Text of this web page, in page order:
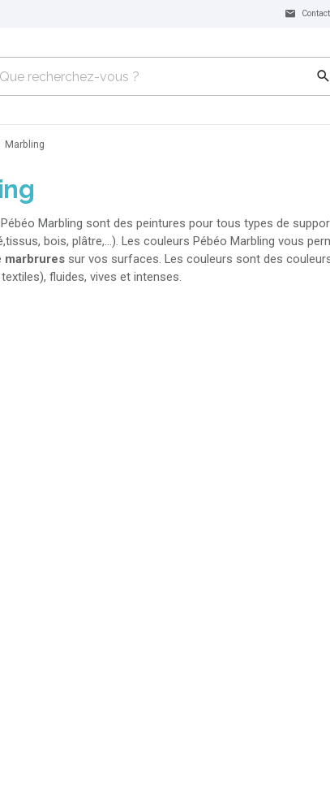
Contact
Marbling
Marbling sont des peintures pour tous types de
bois, plâtre,...). Les couleurs Pébéo Marbling vous
marbrures sur vos surfaces. Les couleurs sont des
fluides, vives et intenses.